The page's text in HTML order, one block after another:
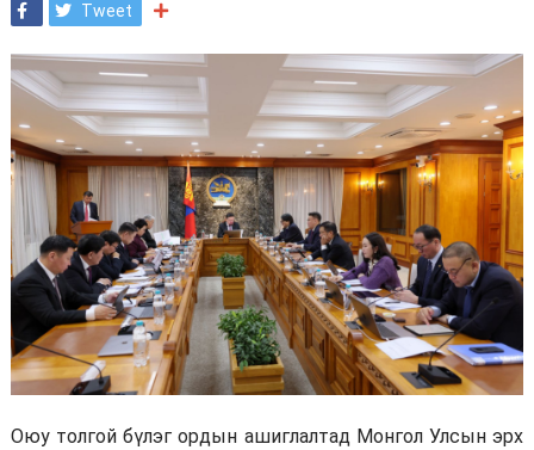
Tweet
Оюу толгой бүлэг ордын ашиглалтад Монгол Улсын эрх